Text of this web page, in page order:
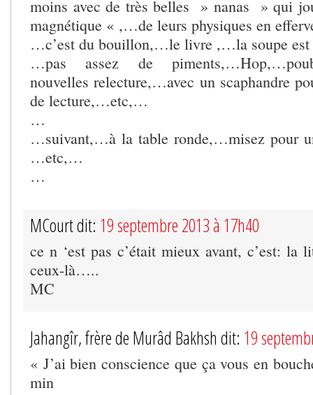
moins avec de très belles » nanas » qui
magnétique « ,…de leurs physiques en
…c’est du bouillon,…le livre ,…la soupe
…pas assez de
nouvelles relecture,…avec un scaphandre
de lecture,…etc,…
…
…suivant,…à la table ronde,…misez pour
…etc,…
…
MCourt dit: 19 septembre 2013 à 17h40
ce n ‘est pas c’était mieux avant, c’est: la
ceux-là…..
MC
Jahangîr, frère de Murâd Bakhsh dit: 19
« J’ai bien conscience que ça vous en
min